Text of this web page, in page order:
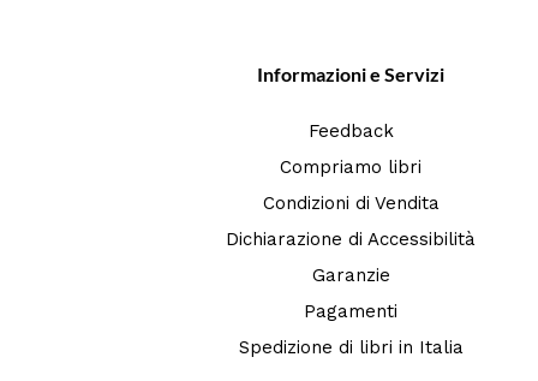
Informazioni e Servizi
Feedback
Compriamo libri
Condizioni di Vendita
Dichiarazione di Accessibilità
Garanzie
Pagamenti
Spedizione di libri in Italia